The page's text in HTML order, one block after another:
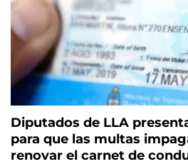
Diputados de LLA
para que las multas
renovar el carnet de